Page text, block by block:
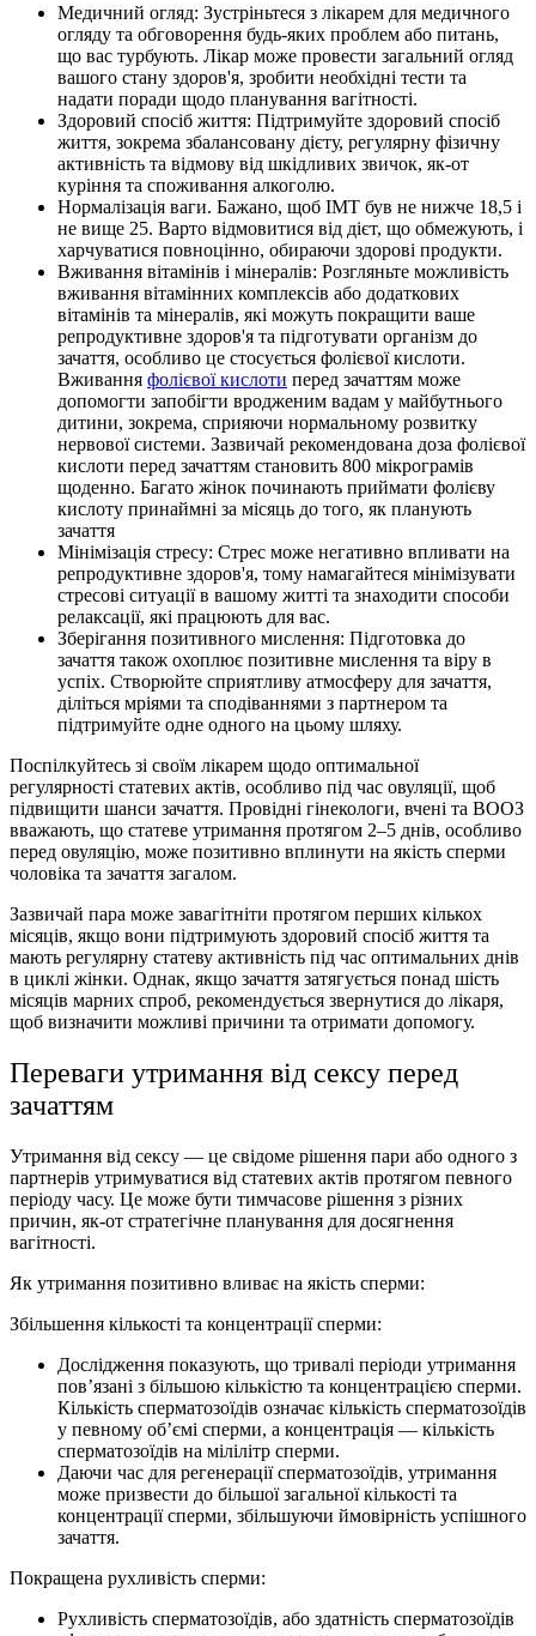
Медичний огляд: Зустріньтеся з лікарем для медичного
огляду та обговорення будь-яких проблем або питань,
що вас турбують. Лікар може провести загальний огляд
вашого стану здоров'я, зробити необхідні тести та
надати поради щодо планування вагітності.
Здоровий спосіб життя: Підтримуйте здоровий спосіб
життя, зокрема збалансовану дієту, регулярну фізичну
активність та відмову від шкідливих звичок, як-от
куріння та споживання алкоголю.
Нормалізація ваги. Бажано, щоб ІМТ був не нижче 18,5 і
не вище 25. Варто відмовитися від дієт, що обмежують, і
харчуватися повноцінно, обираючи здорові продукти.
Вживання вітамінів і мінералів: Розгляньте можливість
вживання вітамінних комплексів або додаткових
вітамінів та мінералів, які можуть покращити ваше
репродуктивне здоров'я та підготувати організм до
зачаття, особливо це стосується фолієвої кислоти.
Вживання фолієвої кислоти перед зачаттям може
допомогти запобігти вродженим вадам у майбутнього
дитини, зокрема, сприяючи нормальному розвитку
нервової системи. Зазвичай рекомендована доза фолієвої
кислоти перед зачаттям становить 800 мікрограмів
щоденно. Багато жінок починають приймати фолієву
кислоту принаймні за місяць до того, як планують
зачаття
Мінімізація стресу: Стрес може негативно впливати на
репродуктивне здоров'я, тому намагайтеся мінімізувати
стресові ситуації в вашому житті та знаходити способи
релаксації, які працюють для вас.
Зберігання позитивного мислення: Підготовка до
зачаття також охоплює позитивне мислення та віру в
успіх. Створюйте сприятливу атмосферу для зачаття,
діліться мріями та сподіваннями з партнером та
підтримуйте одне одного на цьому шляху.
Поспілкуйтесь зі своїм лікарем щодо оптимальної
регулярності статевих актів, особливо під час овуляції, щоб
підвищити шанси зачаття. Провідні гінекологи, вчені та ВООЗ
вважають, що статеве утримання протягом 2–5 днів, особливо
перед овуляцію, може позитивно вплинути на якість сперми
чоловіка та зачаття загалом.
Зазвичай пара може завагітніти протягом перших кількох
місяців, якщо вони підтримують здоровий спосіб життя та
мають регулярну статеву активність під час оптимальних днів
в циклі жінки. Однак, якщо зачаття затягується понад шість
місяців марних спроб, рекомендується звернутися до лікаря,
щоб визначити можливі причини та отримати допомогу.
Переваги утримання від сексу перед
зачаттям
Утримання від сексу — це свідоме рішення пари або одного з
партнерів утримуватися від статевих актів протягом певного
періоду часу. Це може бути тимчасове рішення з різних
причин, як-от стратегічне планування для досягнення
вагітності.
Як утримання позитивно вливає на якість сперми:
Збільшення кількості та концентрації сперми:
Дослідження показують, що тривалі періоди утримання
пов’язані з більшою кількістю та концентрацією сперми.
Кількість сперматозоїдів означає кількість сперматозоїдів
у певному об’ємі сперми, а концентрація — кількість
сперматозоїдів на мілілітр сперми.
Даючи час для регенерації сперматозоїдів, утримання
може призвести до більшої загальної кількості та
концентрації сперми, збільшуючи ймовірність успішного
зачаття.
Покращена рухливість сперми:
Рухливість сперматозоїдів, або здатність сперматозоїдів